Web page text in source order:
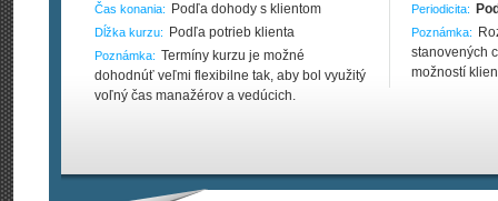
Čas konania: Podľa dohody s klientom
Dĺžka kurzu: Podľa potrieb klienta
Poznámka: Termíny kurzu je možné
dohodnúť veľmi flexibilne tak, aby bol využitý
voľný čas manažérov a vedúcich.
Periodicita:
Poznámka:
stanovených
možností